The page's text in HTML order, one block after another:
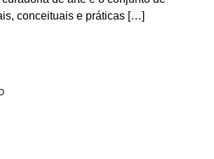
conceituais e práticas […]